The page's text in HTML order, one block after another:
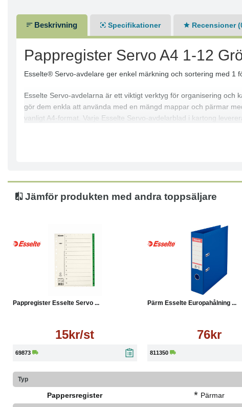
Beskrivning Specifikationer Recensioner
Pappregister Servo A4 1-12
Esselte® Servo-avdelare ger enkel märkning och sortering med 1
Esselte Servo-avdelarna är ett viktigt verktyg för organisering och
gör dem enkla att använda med en mängd mappar och pärmar
vanligt A4-format. Varje Esselte Servo-avdelarblad i kartong
12 avdelningar, märkta 1–12
11 perforerade hål på varje pappersark med fliketiketter för
Jämför produkten med andra toppsäljare
Pappregister Esselte Servo ...
15kr/st
69873
Läs mer
Pärm Esselte Europahålning ...
76kr
811350
Typ
Pappersregister * Pärmar